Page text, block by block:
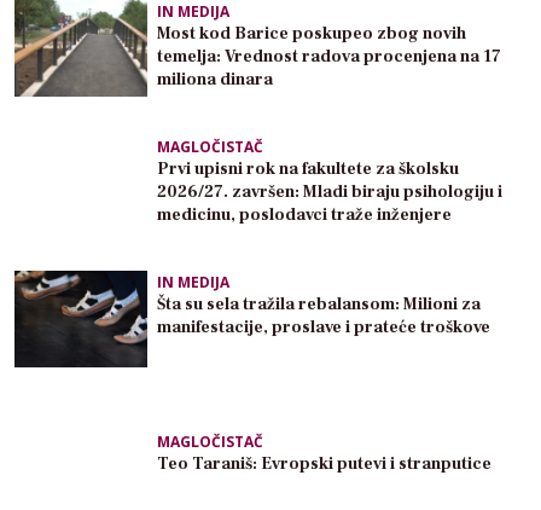
IN MEDIJA
Most kod Barice poskupeo zbog novih
temelja: Vrednost radova procenjena na 17
miliona dinara
MAGLOČISTAČ
Prvi upisni rok na fakultete za školsku
2026/27. završen: Mladi biraju psihologiju i
medicinu, poslodavci traže inženjere
IN MEDIJA
Šta su sela tražila rebalansom: Milioni za
manifestacije, proslave i prateće troškove
MAGLOČISTAČ
Teo Taraniš: Evropski putevi i stranputice